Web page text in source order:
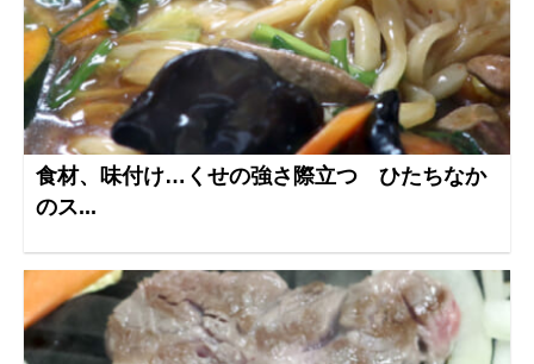
食材、味付け…くせの強さ際立つ ひたちなか
のス...